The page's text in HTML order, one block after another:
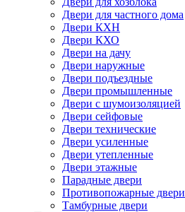
Двери для частного дома
Двери КХН
Двери КХО
Двери на дачу
Двери наружные
Двери подъездные
Двери промышленные
Двери с шумоизоляцией
Двери сейфовые
Двери технические
Двери усиленные
Двери утепленные
Двери этажные
Парадные двери
Противопожарные двери
Тамбурные двери